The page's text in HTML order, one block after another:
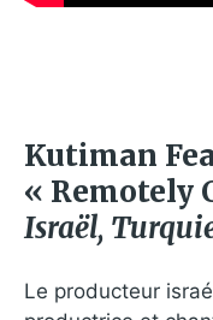
Kutiman
« Remotely
Israël,
Le producteur